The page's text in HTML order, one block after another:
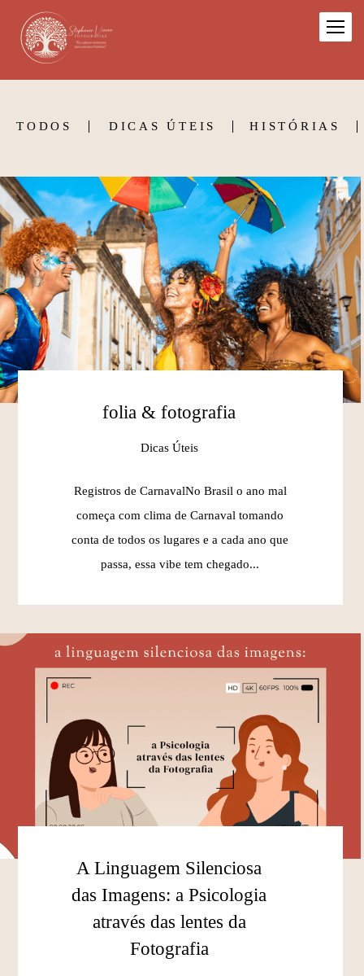
TODOS DICAS ÚTEIS HISTÓRIAS
folia & fotografia
Dicas Úteis
Registros de CarnavalNo Brasil o ano mal
começa com clima de Carnaval tomando
conta de todos os lugares e a cada ano que
passa, essa vibe tem chegado...
A Linguagem Silenciosa
das Imagens: a Psicologia
através das lentes da
Fotografia